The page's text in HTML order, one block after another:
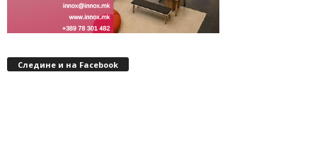
Следине и на Facebook